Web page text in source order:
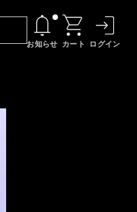
お知らせ
？』第
カート ログイン